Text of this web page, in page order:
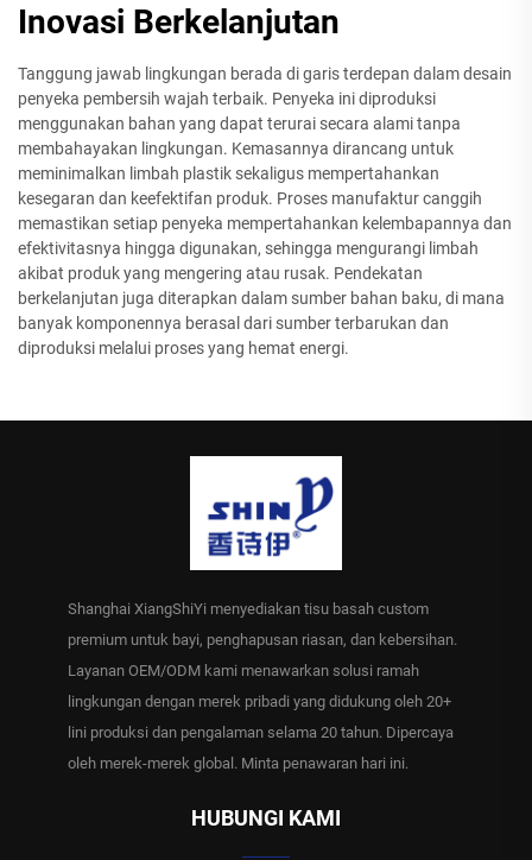
Inovasi Berkelanjutan
Tanggung jawab lingkungan berada di garis terdepan dalam desain
penyeka pembersih wajah terbaik. Penyeka ini diproduksi
menggunakan bahan yang dapat terurai secara alami tanpa
membahayakan lingkungan. Kemasannya dirancang untuk
meminimalkan limbah plastik sekaligus mempertahankan
kesegaran dan keefektifan produk. Proses manufaktur canggih
memastikan setiap penyeka mempertahankan kelembapannya dan
efektivitasnya hingga digunakan, sehingga mengurangi limbah
akibat produk yang mengering atau rusak. Pendekatan
berkelanjutan juga diterapkan dalam sumber bahan baku, di mana
banyak komponennya berasal dari sumber terbarukan dan
diproduksi melalui proses yang hemat energi.
Shanghai XiangShiYi menyediakan tisu basah custom
premium untuk bayi, penghapusan riasan, dan kebersihan.
Layanan OEM/ODM kami menawarkan solusi ramah
lingkungan dengan merek pribadi yang didukung oleh 20+
lini produksi dan pengalaman selama 20 tahun. Dipercaya
oleh merek-merek global. Minta penawaran hari ini.
HUBUNGI KAMI